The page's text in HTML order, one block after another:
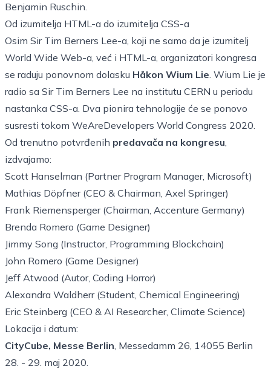
Benjamin Ruschin.
Od izumitelja HTML-a do izumitelja CSS-a
Osim Sir Tim Berners Lee-a, koji ne samo da je izumitelj
World Wide Web-a, već i HTML-a, organizatori kongresa
se raduju ponovnom dolasku Håkon Wium Lie. Wium Lie je
radio sa Sir Tim Berners Lee na institutu CERN u periodu
nastanka CSS-a. Dva pionira tehnologije će se ponovo
susresti tokom WeAreDevelopers World Congress 2020.
Od trenutno potvrđenih predavača na kongresu,
izdvajamo:
Scott Hanselman (Partner Program Manager, Microsoft)
Mathias Döpfner (CEO & Chairman, Axel Springer)
Frank Riemensperger (Chairman, Accenture Germany)
Brenda Romero (Game Designer)
Jimmy Song (Instructor, Programming Blockchain)
John Romero (Game Designer)
Jeff Atwood (Autor, Coding Horror)
Alexandra Waldherr (Student, Chemical Engineering)
Eric Steinberg (CEO & AI Researcher, Climate Science)
Lokacija i datum:
CityCube, Messe Berlin, Messedamm 26, 14055 Berlin
28. - 29. maj 2020.